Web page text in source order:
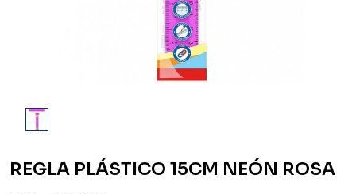
REGLA PLÁSTICO 15CM NEÓN ROSA